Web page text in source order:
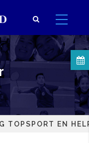
EN HELP HET